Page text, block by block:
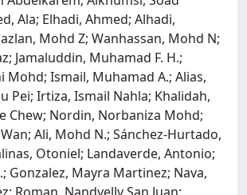
Ala; Elhadi, Ahmed; Alhadi,
Mohd Z; Wanhassan, Mohd N;
Jamaluddin, Muhamad F. H.;
Mohd; Ismail, Muhamad A.; Alias,
Pei; Irtiza, Ismail Nahla; Khalidah,
Chew; Nordin, Norbaniza Mohd;
Ali, Mohd N.; Sánchez-Hurtado,
Otoniel; Landaverde, Antonio;
Gonzalez, Mayra Martinez; Nava,